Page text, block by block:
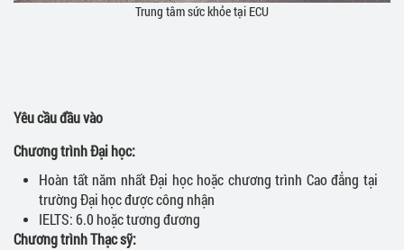
Trung tâm sức khỏe tại ECU
Yêu cầu đầu vào
Chương trình Đại học:
Hoàn tất năm nhất Đại học hoặc chương trình Cao đẳng tại
trường Đại học được công nhận
IELTS: 6.0 hoặc tương đương
Chương trình Thạc sỹ: